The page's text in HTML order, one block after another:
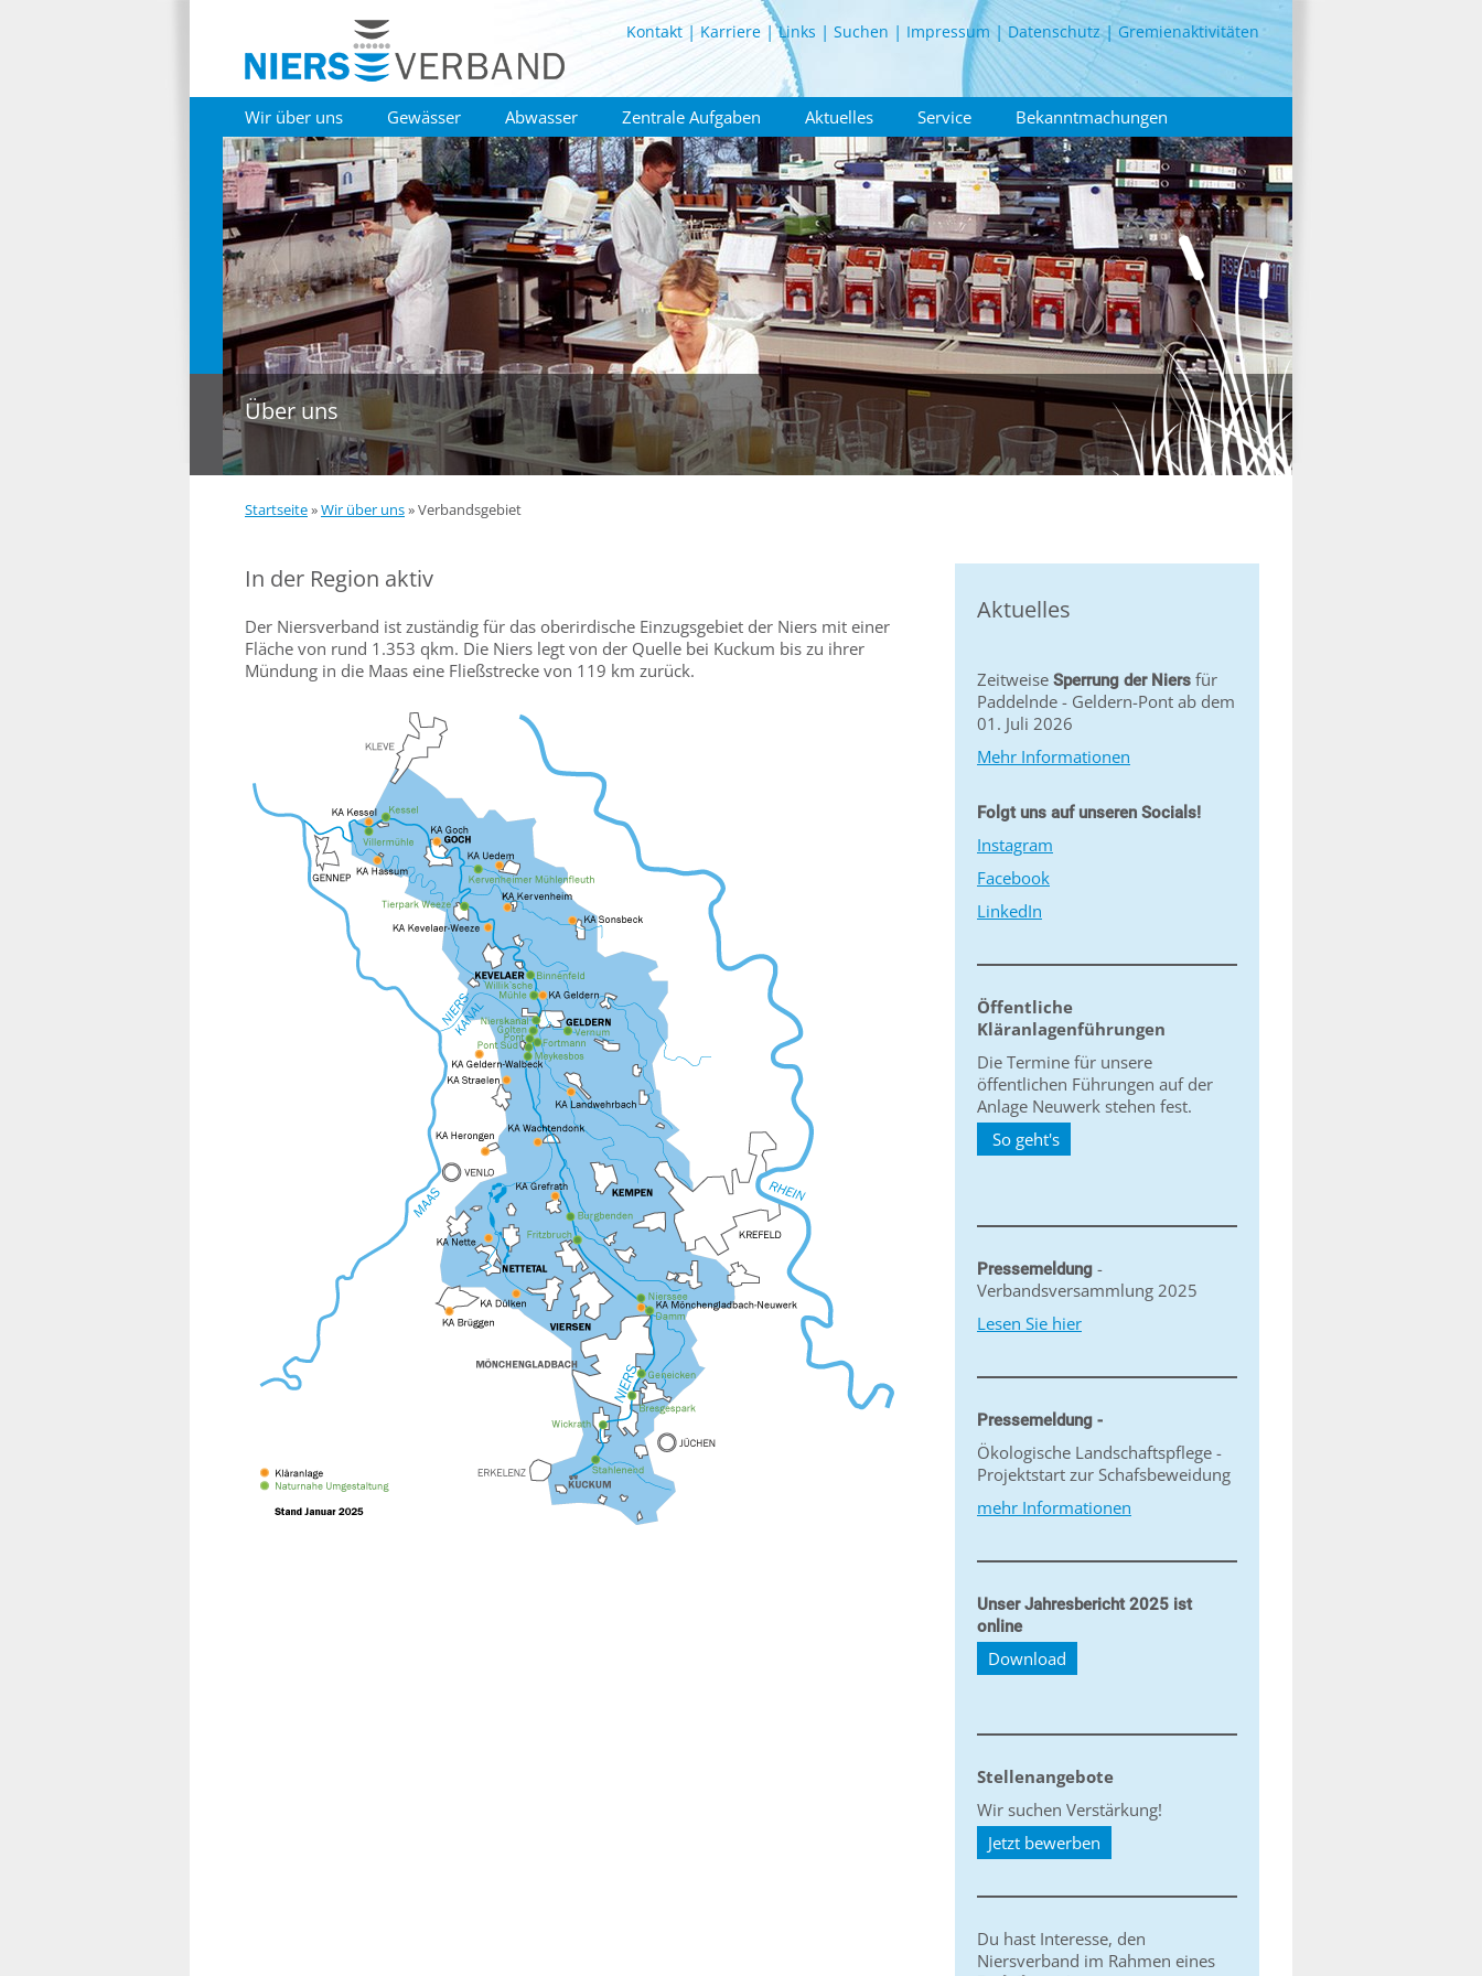
Kontakt Karriere Links Suchen Impressum Datenschutz Gremienaktivitäten
Wir über uns Gewässer Abwasser Zentrale Aufgaben Aktuelles Service Bekanntmachungen
Über uns
Startseite»Wir über uns»Verbandsgebiet
In der Region aktiv
Der Niersverband ist zuständig für das oberirdische Einzugsgebiet der Niers mit einer
Fläche von rund 1.353 qkm. Die Niers legt von der Quelle bei Kuckum bis zu ihrer
Mündung in die Maas eine Fließstrecke von 119 km zurück.
Aktuelles
Zeitweise Sperrung der Niers für
Paddelnde - Geldern-Pont ab dem
01. Juli 2026
Mehr Informationen
Folgt uns auf unseren Socials!
Instagram
Facebook
LinkedIn
Öffentliche
Kläranlagenführungen
Die Termine für unsere
öffentlichen Führungen auf der
Anlage Neuwerk stehen fest.
So geht's
Pressemeldung -
Verbandsversammlung 2025
Lesen Sie hier
Pressemeldung -
Ökologische Landschaftspflege -
Projektstart zur Schafsbeweidung
mehr Informationen
Unser Jahresbericht 2025 ist
online
Download
Stellenangebote
Wir suchen Verstärkung!
Jetzt bewerben
Du hast Interesse, den
Niersverband im Rahmen eines